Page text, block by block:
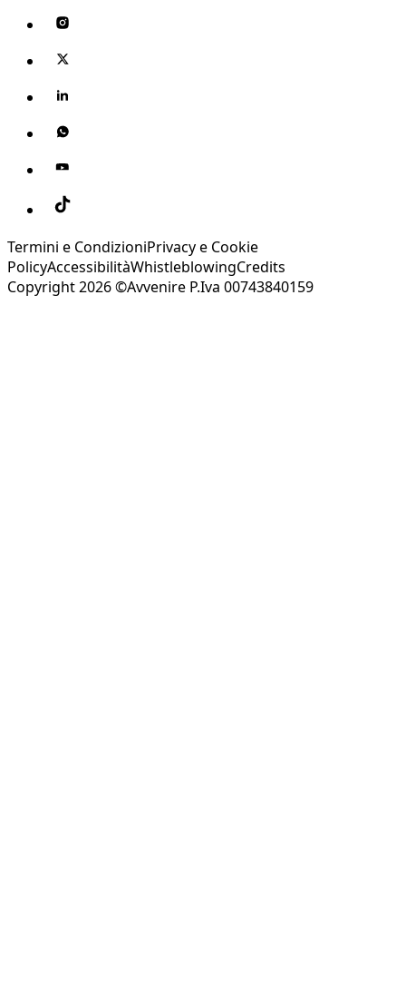
Termini e CondizioniPrivacy e Cookie
PolicyAccessibilitàWhistleblowingCredits
Copyright 2026 ©Avvenire P.Iva 00743840159